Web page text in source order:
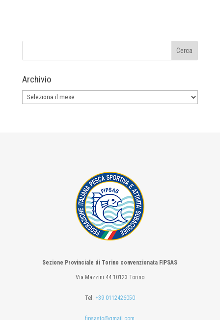
Archivio
Archivio
Sezione Provinciale di Torino convenzionata FIPSAS
Via Mazzini 44 10123 Torino
Tel. +39 0112426050
fipsasto@gmail.com